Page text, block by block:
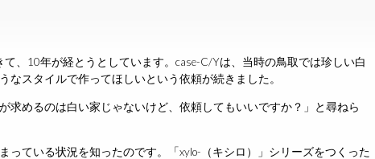
て、10年が経とうとしています。case-C/Yは、当時の鳥取では珍しい白
なスタイルで作ってほしいという依頼が続きました。
求めるのは白い家じゃないけど、依頼してもいいですか？」と尋ねら
っている状況を知ったのです。「xylo-（キシロ）」シリーズをつくった